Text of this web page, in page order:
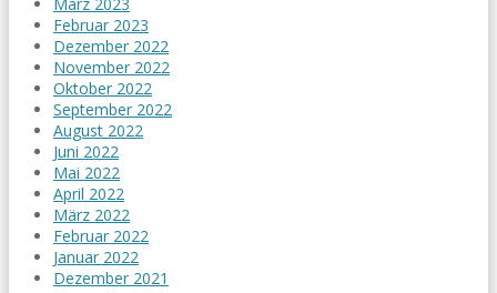
Februar 2023
Dezember 2022
November 2022
Oktober 2022
September 2022
August 2022
Juni 2022
Mai 2022
April 2022
März 2022
Februar 2022
Januar 2022
Dezember 2021